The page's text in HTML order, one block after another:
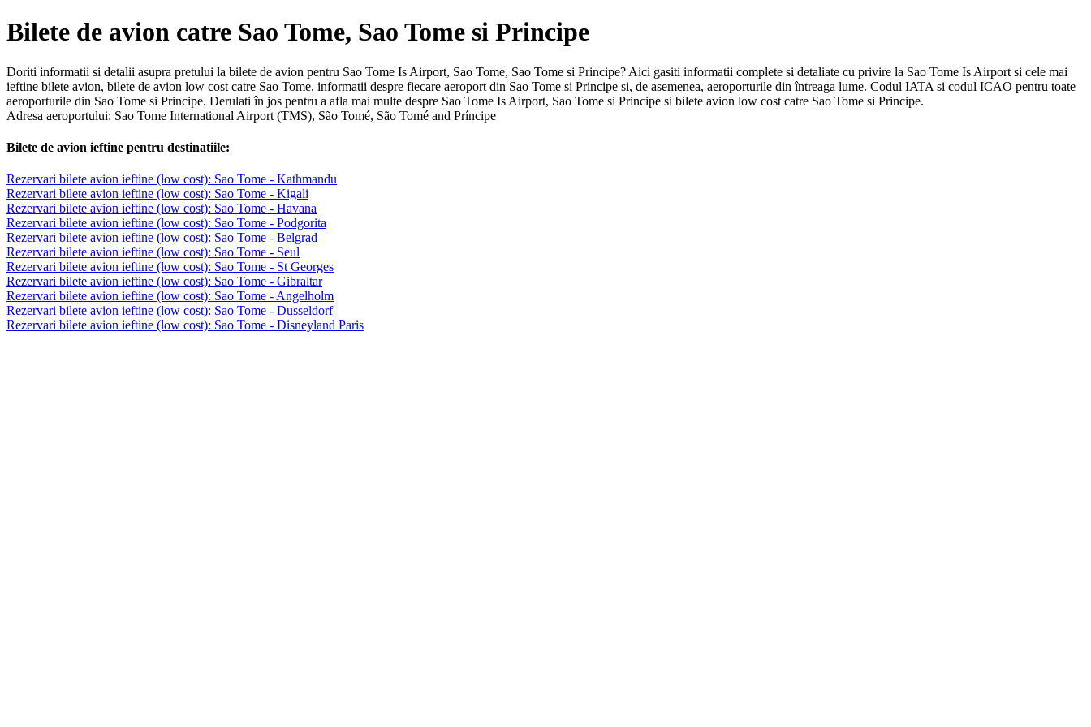
Bilete de avion catre Sao Tome, Sao Tome si Principe
Doriti informatii si detalii asupra pretului la bilete de avion pentru Sao Tome Is Airport, Sao Tome, Sao Tome si Principe? Aici gasiti informatii complete si detaliate cu privire la Sao Tome Is Airport si cele mai
ieftine bilete avion, bilete de avion low cost catre Sao Tome, informatii despre fiecare aeroport din Sao Tome si Principe si, de asemenea, aeroporturile din întreaga lume. Codul IATA si codul ICAO pentru toate
aeroporturile din Sao Tome si Principe. Derulati în jos pentru a afla mai multe despre Sao Tome Is Airport, Sao Tome si Principe si bilete avion low cost catre Sao Tome si Principe.
Adresa aeroportului: Sao Tome International Airport (TMS), São Tomé, São Tomé and Príncipe
Bilete de avion ieftine pentru destinatiile:
Rezervari bilete avion ieftine (low cost): Sao Tome - Kathmandu
Rezervari bilete avion ieftine (low cost): Sao Tome - Kigali
Rezervari bilete avion ieftine (low cost): Sao Tome - Havana
Rezervari bilete avion ieftine (low cost): Sao Tome - Podgorita
Rezervari bilete avion ieftine (low cost): Sao Tome - Belgrad
Rezervari bilete avion ieftine (low cost): Sao Tome - Seul
Rezervari bilete avion ieftine (low cost): Sao Tome - St Georges
Rezervari bilete avion ieftine (low cost): Sao Tome - Gibraltar
Rezervari bilete avion ieftine (low cost): Sao Tome - Angelholm
Rezervari bilete avion ieftine (low cost): Sao Tome - Dusseldorf
Rezervari bilete avion ieftine (low cost): Sao Tome - Disneyland Paris